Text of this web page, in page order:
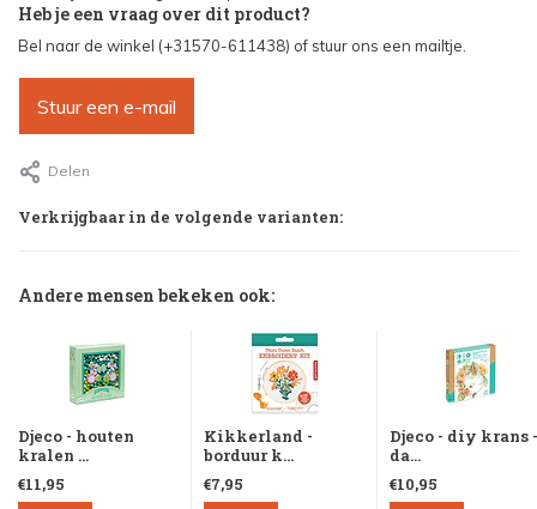
Heb je een vraag over dit product?
Bel naar de winkel (+31570-611438) of stuur ons een mailtje.
Stuur een e-mail
Delen
Verkrijgbaar in de volgende varianten:
Andere mensen bekeken ook:
Djeco - houten
kralen ...
€11,95
Kikkerland -
borduur k...
€7,95
Djeco - diy krans -
da...
€10,95